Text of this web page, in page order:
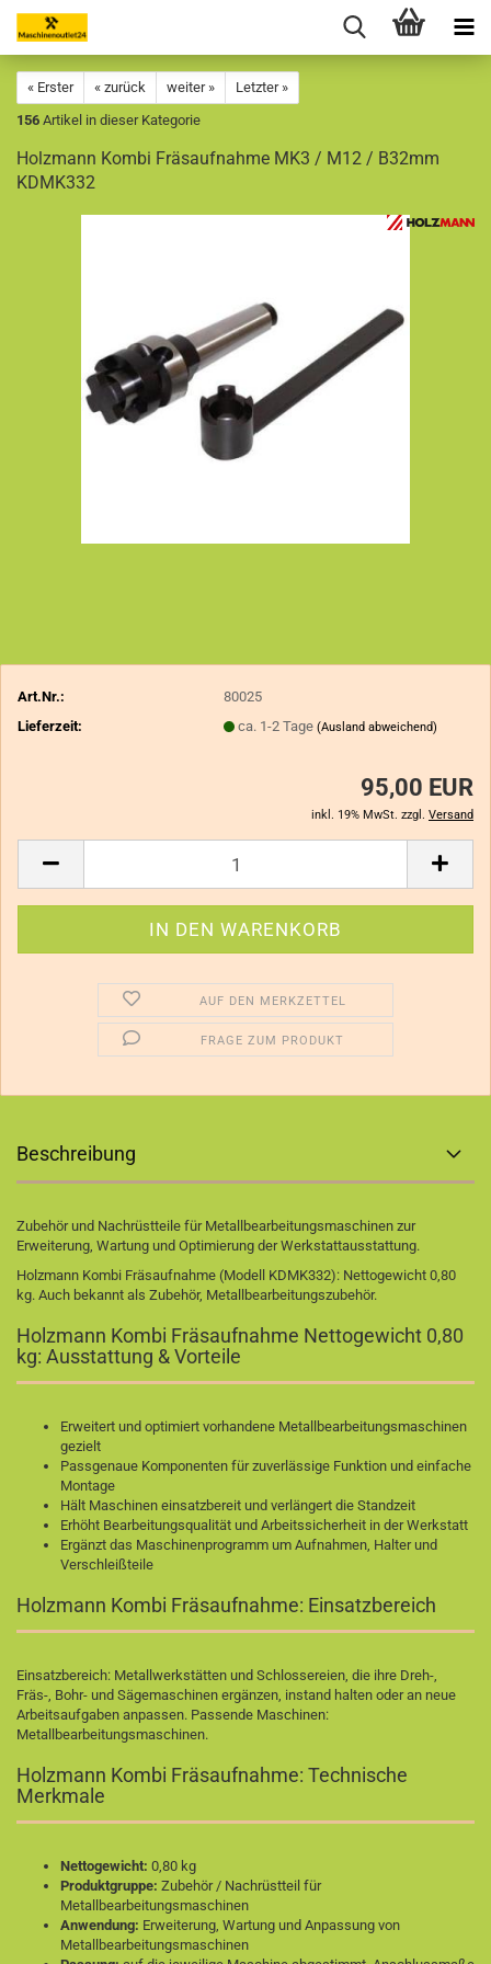
« Erster « zurück weiter »
Letzter »
156 Artikel in dieser Kategorie
Holzmann Kombi Fräsaufnahme MK3 / M12 / B32mm
KDMK332
Art.Nr.:
80025
Lieferzeit:
ca. 1-2 Tage(Ausland abweichend)
95,00 EUR
inkl. 19% MwSt. zzgl. Versand
AUF DEN MERKZETTEL
FRAGE ZUM PRODUKT
Beschreibung
Zubehör und Nachrüstteile für Metallbearbeitungsmaschinen zur
Erweiterung, Wartung und Optimierung der Werkstattausstattung.
Holzmann Kombi Fräsaufnahme (Modell KDMK332): Nettogewicht 0,80
kg. Auch bekannt als Zubehör, Metallbearbeitungszubehör.
Holzmann Kombi Fräsaufnahme Nettogewicht 0,80
kg: Ausstattung & Vorteile
Erweitert und optimiert vorhandene Metallbearbeitungsmaschinen
gezielt
Passgenaue Komponenten für zuverlässige Funktion und einfache
Montage
Hält Maschinen einsatzbereit und verlängert die Standzeit
Erhöht Bearbeitungsqualität und Arbeitssicherheit in der Werkstatt
Ergänzt das Maschinenprogramm um Aufnahmen, Halter und
Verschleißteile
Holzmann Kombi Fräsaufnahme: Einsatzbereich
Einsatzbereich: Metallwerkstätten und Schlossereien, die ihre Dreh-,
Fräs-, Bohr- und Sägemaschinen ergänzen, instand halten oder an neue
Arbeitsaufgaben anpassen. Passende Maschinen:
Metallbearbeitungsmaschinen.
Holzmann Kombi Fräsaufnahme: Technische
Merkmale
Nettogewicht: 0,80 kg
Produktgruppe: Zubehör / Nachrüstteil für
Metallbearbeitungsmaschinen
Anwendung: Erweiterung, Wartung und Anpassung von
Metallbearbeitungsmaschinen